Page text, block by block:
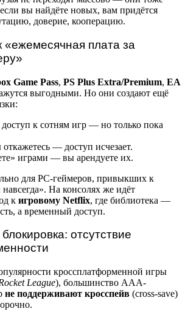
вы найдёте новых, вам придётся
доверие, кооперацию.
«ежемесячная плата за
Game Pass, PS Plus Extra/Premium, EA
выгодными. Но они создают ещё
к сотням игр — но только пока
— доступ исчезает.
играми — вы арендуете их.
для PC-геймеров, привыкших к
На консолях же идёт
к игровому Netflix, где библиотека —
а временный доступ.
отсутствие
кроссплатформенной игры
League), большинство AAA-
не поддерживают кросспейв (cross-save)